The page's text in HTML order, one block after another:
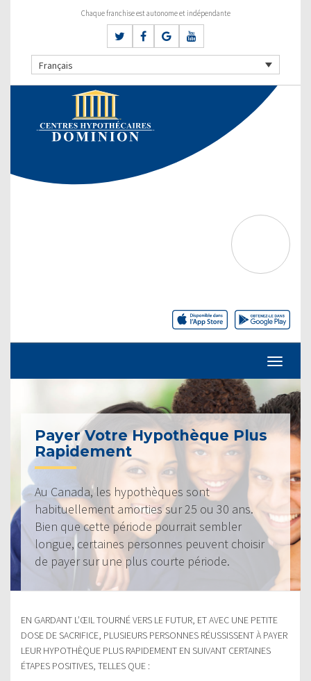
Chaque franchise est autonome et indépendante
Français
Payer Votre Hypothèque Plus
Rapidement
Au Canada, les hypothèques sont
habituellement amorties sur 25 ou 30 ans.
Bien que cette période pourrait sembler
longue, certaines personnes peuvent choisir
de payer sur une plus courte période.
EN GARDANT L’ŒIL TOURNÉ VERS LE FUTUR, ET AVEC UNE PETITE
DOSE DE SACRIFICE, PLUSIEURS PERSONNES RÉUSSISSENT À PAYER
LEUR HYPOTHÈQUE PLUS RAPIDEMENT EN SUIVANT CERTAINES
ÉTAPES POSITIVES, TELLES QUE :